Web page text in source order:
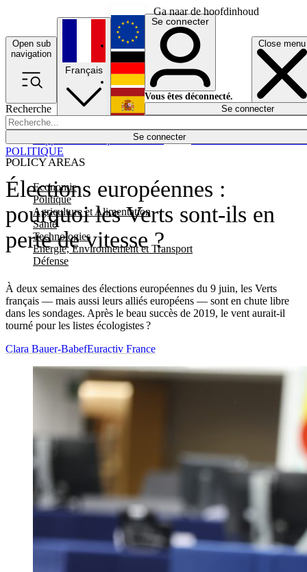
Ga naar de hoofdinhoud
Open sub
navigation
Close menu
Recherche
Se connecter
POLICY AREAS
Economie
Politique
Agriculture et Alimentation
Santé
Technologies
Energie, Environnement et Transport
Défense
Économie
Français
English
Deutsch
Español
Se connecter
Vous êtes déconnecté.
Se connecter
Élections européennes :
pourquoi les Verts sont-ils en
perte de vitesse ?
À deux semaines des élections européennes du 9 juin, les Verts
français — mais aussi leurs alliés européens — sont en chute libre
dans les sondages. Après le beau succès de 2019, le vent aurait-il
tourné pour les listes écologistes ?
POLITIQUE
Clara Bauer-BabefEuractiv France